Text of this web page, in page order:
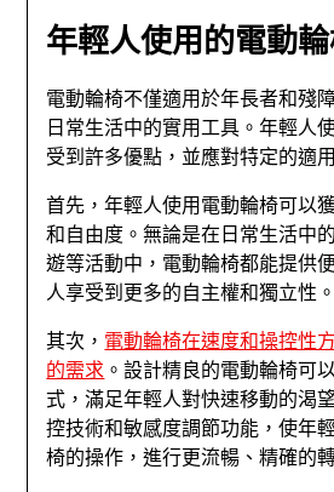
年輕人使用的電動
電動輪椅不僅適用於年長者和殘
日常生活中的實用工具。年輕人
受到許多優點，並應對特定的適
首先，年輕人使用電動輪椅可以
和自由度。無論是在日常生活中
遊等活動中，電動輪椅都能提供
人享受到更多的自主權和獨立性。
其次，電動輪椅在速度和操控性
的需求。設計精良的電動輪椅可
式，滿足年輕人對快速移動的渴
控技術和敏感度調節功能，使年
椅的操作，進行更流暢、精確的